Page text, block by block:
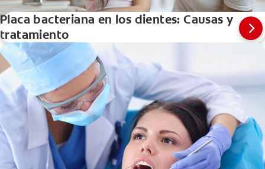
Placa bacteriana en los dientes: Causas y
tratamiento